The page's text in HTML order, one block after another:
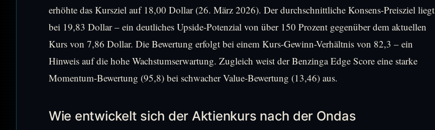
erhöhte das Kursziel auf 18,00 Dollar (26. März 2026). Der durchschnittliche Konsens-Preisziel liegt
bei 19,83 Dollar – ein deutliches Upside-Potenzial von über 150 Prozent gegenüber dem aktuellen
Kurs von 7,86 Dollar. Die Bewertung erfolgt bei einem Kurs-Gewinn-Verhältnis von 82,3 – ein
Hinweis auf die hohe Wachstumserwartung. Zugleich weist der Benzinga Edge Score eine starke
Momentum-Bewertung (95,8) bei schwacher Value-Bewertung (13,46) aus.
Wie entwickelt sich der Aktienkurs nach der Ondas